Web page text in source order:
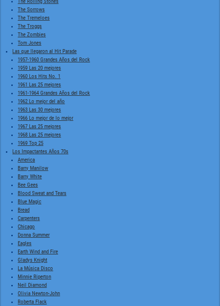
The Sorrows
The Tremeloes
The Troggs
The Zombies
Tom Jones
Las que llegaron al Hit Parade
1957-1960 Grandes Años del Rock
1959 Las 20 mejores
1960 Los Hits No. 1
1961 Las 25 mejores
1961-1964 Grandes Años del Rock
1962 Lo mejor del año
1963 Las 30 mejores
1966 Lo mejor de lo mejor
1967 Las 25 mejores
1968 Las 25 mejores
1969 Top 25
Los Impactantes Años 70s
America
Barry Manilow
Barry White
Bee Gees
Blood Sweat and Tears
Blue Magic
Bread
Carpenters
Chicago
Donna Summer
Eagles
Earth Wind and Fire
Gladys Knight
La Música Disco
Minnie Riperton
Neil Diamond
Olivia Newton-John
Roberta Flack